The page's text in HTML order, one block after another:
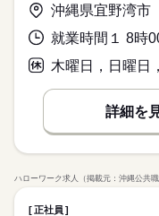
沖縄県宜野湾市
就業時間１ 8時
木曜日，日曜日
詳細を
ハローワーク求人（掲載元：沖縄公共職
正社員